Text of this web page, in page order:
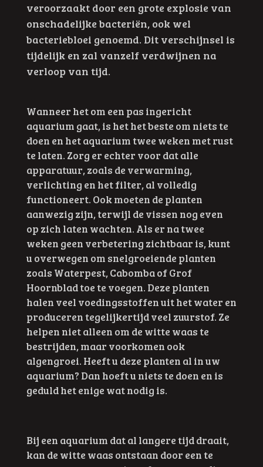
veroorzaakt door een grote explosie van
onschadelijke bacteriën, ook wel
bacteriebloei genoemd. Dit verschijnsel is
tijdelijk en zal vanzelf verdwijnen na
verloop van tijd.
Wanneer het om een pas ingericht
aquarium gaat, is het het beste om niets te
doen en het aquarium twee weken met rust
te laten. Zorg er echter voor dat alle
apparatuur, zoals de verwarming,
verlichting en het filter, al volledig
functioneert. Ook moeten de planten
aanwezig zijn, terwijl de vissen nog even
op zich laten wachten. Als er na twee
weken geen verbetering zichtbaar is, kunt
u overwegen om snelgroeiende planten
zoals Waterpest, Cabomba of Grof
Hoornblad toe te voegen. Deze planten
halen veel voedingsstoffen uit het water en
produceren tegelijkertijd veel zuurstof. Ze
helpen niet alleen om de witte waas te
bestrijden, maar voorkomen ook
algengroei. Heeft u deze planten al in uw
aquarium? Dan hoeft u niets te doen en is
geduld het enige wat nodig is.
Bij een aquarium dat al langere tijd draait,
kan de witte waas ontstaan door een te